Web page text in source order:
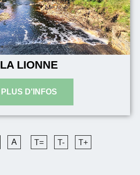
LA LIONNE
A T= T- T+